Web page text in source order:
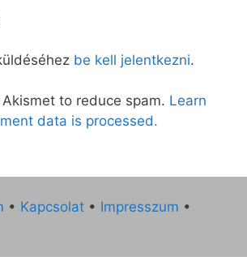
be kell jelentkezni.
to reduce spam. Learn
data is processed.
• Kapcsolat • Impresszum •